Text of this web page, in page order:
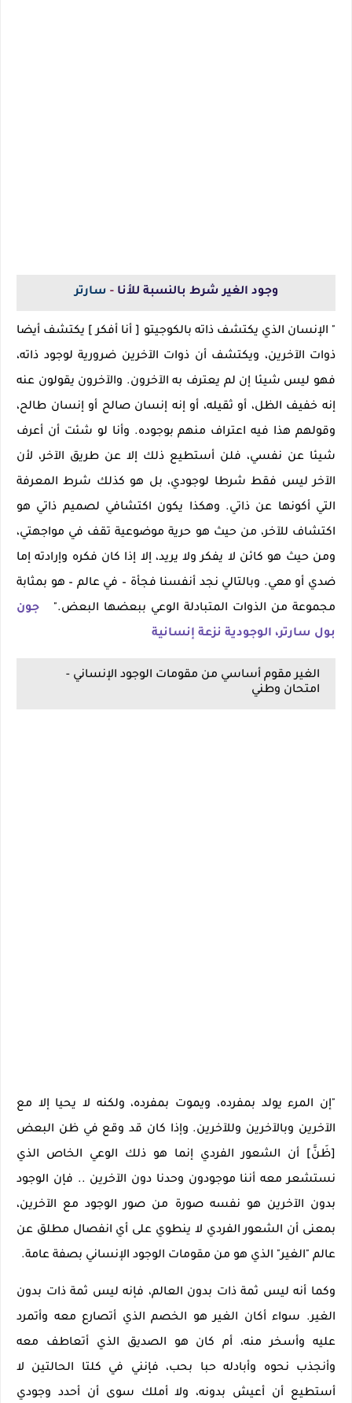
وجود الغير شرط بالنسبة للأنا - سارتر
" الإنسان الذي يكتشف ذاته بالكوجيتو [ أنا أفكر ] يكتشف أيضا
ذوات الآخرين، ويكتشف أن ذوات الآخرين ضرورية لوجود ذاته،
فهو ليس شيئا إن لم يعترف به الآخرون. والآخرون يقولون عنه
إنه خفيف الظل، أو ثقيله، أو إنه إنسان صالح أو إنسان طالح،
وقولهم هذا فيه اعتراف منهم بوجوده. وأنا لو شئت أن أعرف
شيئا عن نفسي، فلن أستطيع ذلك إلا عن طريق الآخر، لأن
الآخر ليس فقط شرطا لوجودي، بل هو كذلك شرط المعرفة
التي أكونها عن ذاتي. وهكذا يكون اكتشافي لصميم ذاتي هو
اكتشاف للآخر، من حيث هو حرية موضوعية تقف في مواجهتي،
ومن حيث هو كائن لا يفكر ولا يريد، إلا إذا كان فكره وإرادته إما
ضدي أو معي. وبالتالي نجد أنفسنا فجأة – في عالم – هو بمثابة
مجموعة من الذوات المتبادلة الوعي ببعضها البعض." جون
بول سارتر، الوجودية نزعة إنسانية
الغير مقوم أساسي من مقومات الوجود الإنساني -
امتحان وطني
"إن المرء يولد بمفرده، ويموت بمفرده، ولكنه لا يحيا إلا مع
الآخرين وبالآخرين وللآخرين. وإذا كان قد وقع في ظن البعض
[ظَنَّ] أن الشعور الفردي إنما هو ذلك الوعي الخاص الذي
نستشعر معه أننا موجودون وحدنا دون الآخرين .. فإن الوجود
بدون الآخرين هو نفسه صورة من صور الوجود مع الآخرين،
بمعنى أن الشعور الفردي لا ينطوي على أي انفصال مطلق عن
عالم "الغير" الذي هو من مقومات الوجود الإنساني بصفة عامة.
وكما أنه ليس ثمة ذات بدون العالم، فإنه ليس ثمة ذات بدون
الغير. سواء أكان الغير هو الخصم الذي أتصارع معه وأتمرد
عليه وأسخر منه، أم كان هو الصديق الذي أتعاطف معه
وأنجذب نحوه وأبادله حبا بحب، فإنني في كلتا الحالتين لا
أستطيع أن أعيش بدونه، ولا أملك سوى أن أحدد وجودي